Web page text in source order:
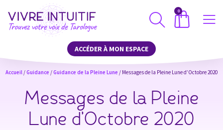
0
ACCÉDER À MON ESPACE
Accueil /Guidance /Guidance de la Pleine Lune / Messages de la Pleine Lune d’Octobre 2020
Messages de la Pleine
Lune d’Octobre 2020